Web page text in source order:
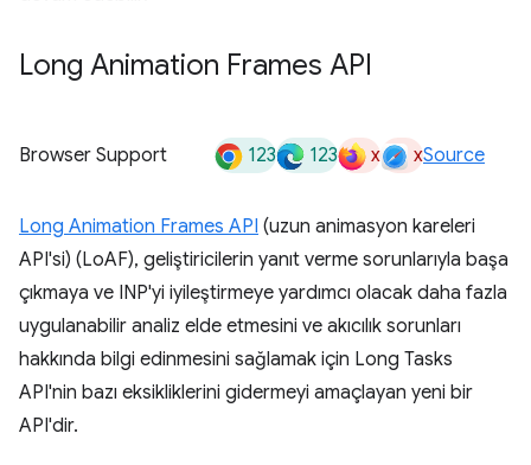
Long Animation Frames API
Browser Support 123 123 x xSource
Long Animation Frames API (uzun animasyon kareleri
API'si) (LoAF), geliştiricilerin yanıt verme sorunlarıyla başa
çıkmaya ve INP'yi iyileştirmeye yardımcı olacak daha fazla
uygulanabilir analiz elde etmesini ve akıcılık sorunları
hakkında bilgi edinmesini sağlamak için Long Tasks
API'nin bazı eksikliklerini gidermeyi amaçlayan yeni bir
API'dir.